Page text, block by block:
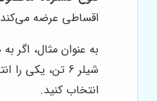
اقساطی عرضه
انتخاب کنید.